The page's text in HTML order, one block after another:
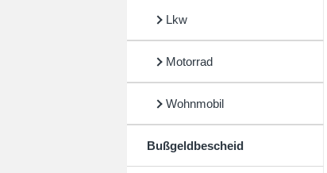
Lkw
Motorrad
Wohnmobil
Bußgeldbescheid